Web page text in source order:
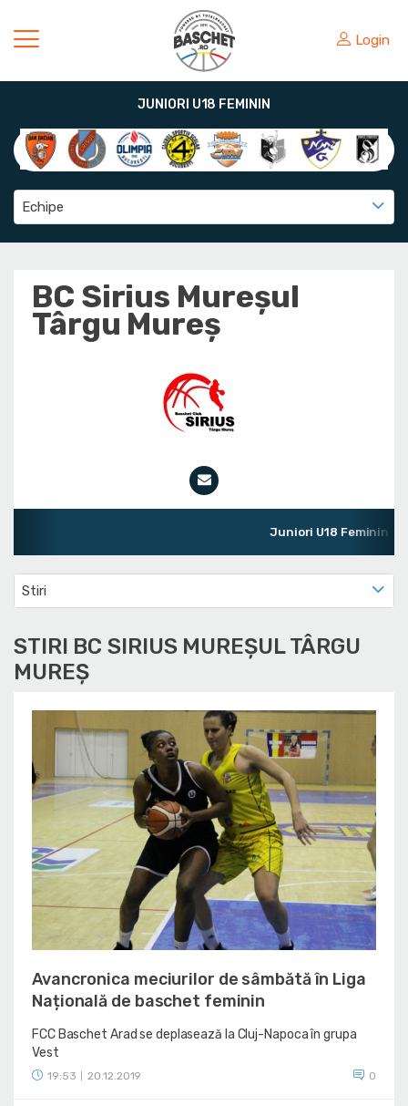
Login
JUNIORI U18 FEMININ
Echipe
BC Sirius Mureșul
Târgu Mureș
Juniori U18 Feminin
Stiri
STIRI BC SIRIUS MUREȘUL TÂRGU
MUREȘ
Avancronica meciurilor de sâmbătă în Liga
Națională de baschet feminin
FCC Baschet Arad se deplasează la Cluj-Napoca în grupa
Vest
19:53 20.12.2019 0